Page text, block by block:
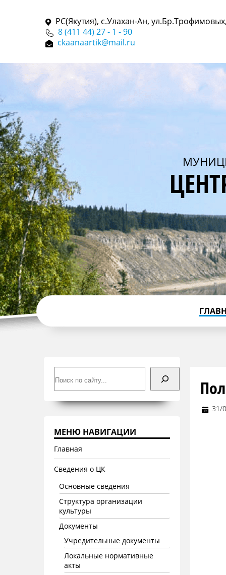
РС(Якутия), с.Улахан-Ан,
8 (411 44) 27 - 1 - 90
ckaanaartik@mail.ru
МЕНЮ НАВИГАЦИИ
Главная
Сведения о ЦК
Основные сведения
Структура организации
культуры
Документы
Учредительные документы
Локальные нормативные
акты
31/